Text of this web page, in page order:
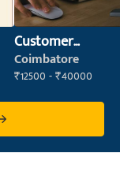
Customer
Support Officer
Coimbatore
₹12500 - ₹40000